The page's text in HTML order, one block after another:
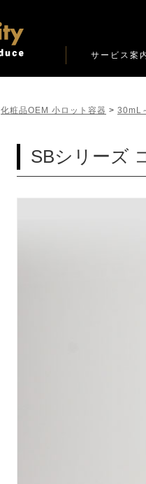
サービス案
化粧品OEM 小ロット容器 > 30mL
SBシリーズ